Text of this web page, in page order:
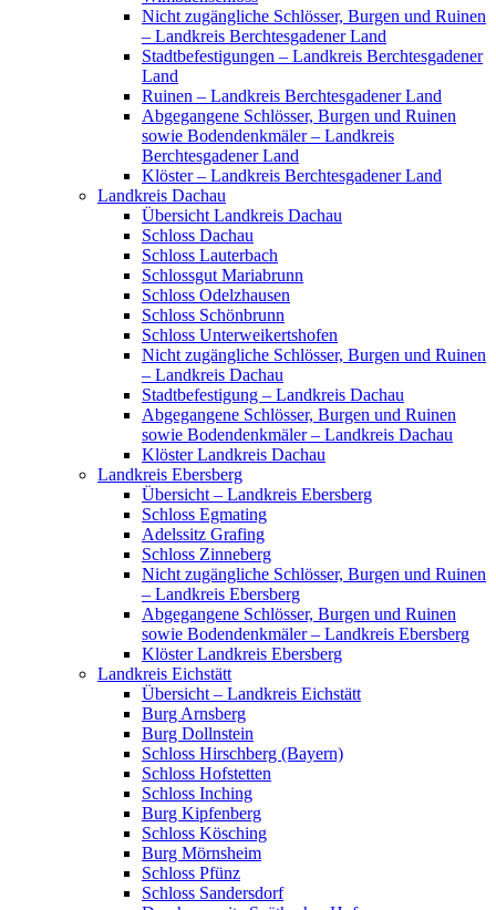
Nicht zugängliche Schlösser, Burgen und Ruinen
– Landkreis Berchtesgadener Land
Stadtbefestigungen – Landkreis Berchtesgadener
Land
Ruinen – Landkreis Berchtesgadener Land
Abgegangene Schlösser, Burgen und Ruinen
sowie Bodendenkmäler – Landkreis
Berchtesgadener Land
Klöster – Landkreis Berchtesgadener Land
Landkreis Dachau
Übersicht Landkreis Dachau
Schloss Dachau
Schloss Lauterbach
Schlossgut Mariabrunn
Schloss Odelzhausen
Schloss Schönbrunn
Schloss Unterweikertshofen
Nicht zugängliche Schlösser, Burgen und Ruinen
– Landkreis Dachau
Stadtbefestigung – Landkreis Dachau
Abgegangene Schlösser, Burgen und Ruinen
sowie Bodendenkmäler – Landkreis Dachau
Klöster Landkreis Dachau
Landkreis Ebersberg
Übersicht – Landkreis Ebersberg
Schloss Egmating
Adelssitz Grafing
Schloss Zinneberg
Nicht zugängliche Schlösser, Burgen und Ruinen
– Landkreis Ebersberg
Abgegangene Schlösser, Burgen und Ruinen
sowie Bodendenkmäler – Landkreis Ebersberg
Klöster Landkreis Ebersberg
Landkreis Eichstätt
Übersicht – Landkreis Eichstätt
Burg Arnsberg
Burg Dollnstein
Schloss Hirschberg (Bayern)
Schloss Hofstetten
Schloss Inching
Burg Kipfenberg
Schloss Kösching
Burg Mörnsheim
Schloss Pfünz
Schloss Sandersdorf